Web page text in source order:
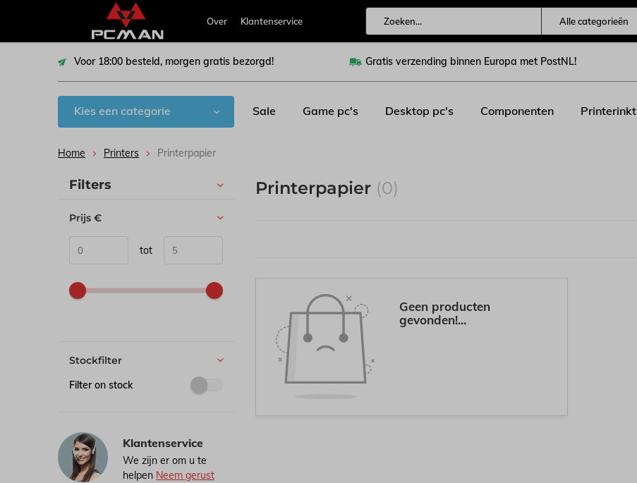
Over Klantenservice Alle categorieën
Voor 18:00 besteld, morgen gratis bezorgd! Gratis verzending binnen Europa met PostNL!
Kies een categorie Sale Game pc's Desktop pc's Componenten Printerinkt
Home Printers Printerpapier
Printerpapier (0)
Geen producten
gevonden!...
Sorteren op:
Filters
Prijs €
tot
Stockfilter
Filter on stock
Klantenservice
We zijn er om u te
helpen Neem gerust